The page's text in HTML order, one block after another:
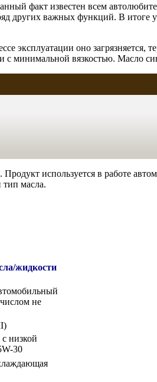
факт известен всем
других важных функций. В итоге
эксплуатации оно
минимальной вязкостью. Масло
используется в работе
тип масла.
жидкости
не
низкой
30